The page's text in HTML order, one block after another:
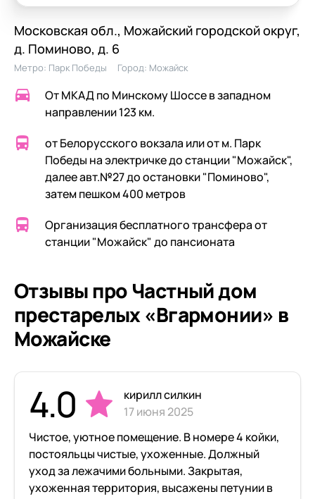
Московская обл., Можайский городской округ,
д. Поминово, д. 6
Метро: Парк Победы Город: Можайск
От МКАД по Минскому Шоссе в западном
направлении 123 км.
от Белорусского вокзала или от м. Парк
Победы на электричке до станции "Можайск",
далее авт.№27 до остановки "Поминово",
затем пешком 400 метров
Организация бесплатного трансфера от
станции "Можайск" до пансионата
Отзывы про Частный дом
престарелых «Вгармонии» в
Можайске
4.0
кирилл силкин
17 июня 2025
Чистое, уютное помещение. В номере 4 койки,
постояльцы чистые, ухоженные. Должный
уход за лежачими больными. Закрытая,
ухоженная территория, высажены петунии в